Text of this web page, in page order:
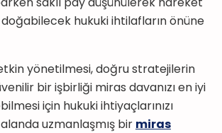
hukuki ihtilafların önüne
yönetilmesi, doğru stratejilerin
bir işbirliği miras davanızı en iyi
için hukuki ihtiyaçlarınızı
uzmanlaşmış bir miras